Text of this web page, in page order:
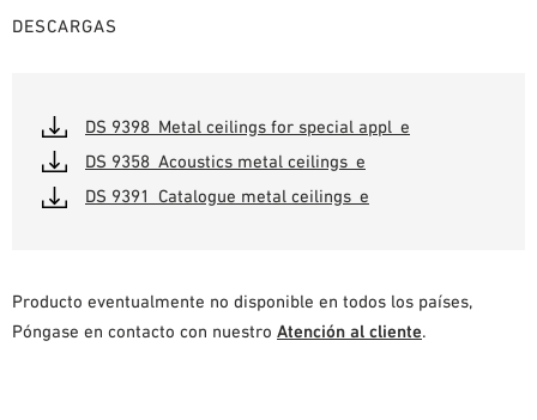
DESCARGAS
DS 9398_Metal ceilings for special appl_e
DS 9358_Acoustics metal ceilings_e
DS 9391_Catalogue metal ceilings_e
Producto eventualmente no disponible en todos los países,
Póngase en contacto con nuestro Atención al cliente.